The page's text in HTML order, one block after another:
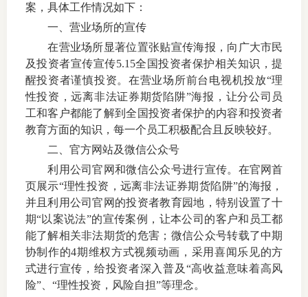
业务指
维权须
案，具体工作情况如下：
一、营业场所的宣传
在营业场所显著位置张贴宣传海报，向广大市民
及投资者宣传宣传5.15全国投资者保护相关知识，提
醒投资者谨慎投资。在营业场所前台电视机投放“理
性投资，远离非法证券期货陷阱”海报，让分公司员
工和客户都能了解到全国投资者保护的内容和投资者
教育方面的知识，每一个员工积极配合且反映较好。
二、官方网站及微信公众号
利用公司官网和微信公众号进行宣传。在官网首
页展示“理性投资，远离非法证券期货陷阱”的海报，
并且利用公司官网的投资者教育园地，特别设置了十
期“以案说法”的宣传案例，让本公司的客户和员工都
能了解相关非法期货的危害；微信公众号转载了中期
协制作的4期维权方式视频动画，采用喜闻乐见的方
式进行宣传，给投资者深入普及“高收益意味着高风
险”、“理性投资，风险自担”等理念。